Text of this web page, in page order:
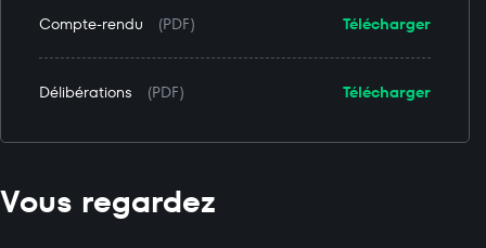
Télécharger
Compte-rendu (PDF)
Télécharger
Délibérations (PDF)
Vous regardez